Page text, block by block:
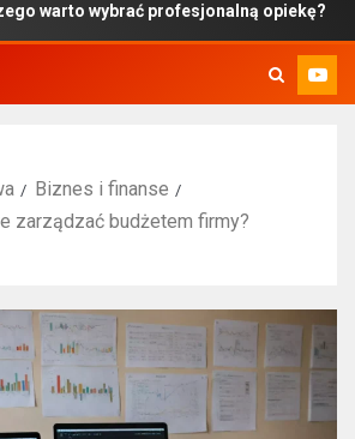
wybrać profesjonalną opiekę?
Biznes i finanse
zarządzać budżetem firmy?